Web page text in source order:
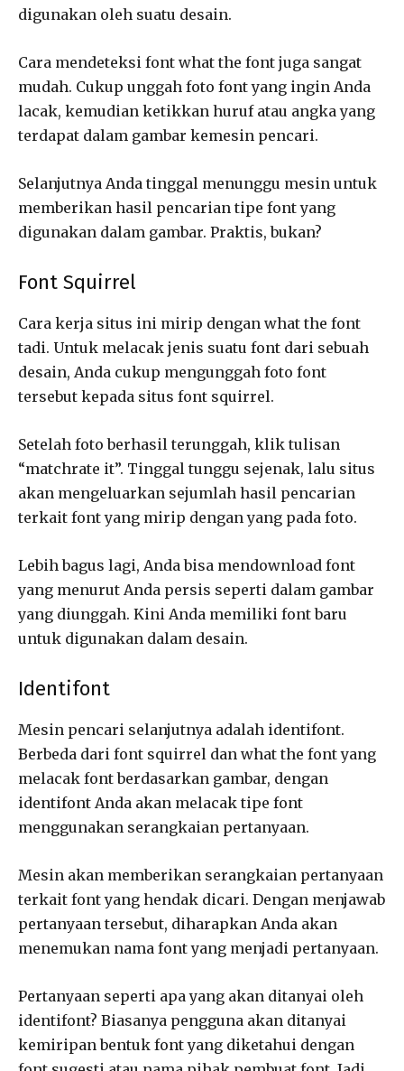
digunakan oleh suatu desain.
Cara mendeteksi font what the font juga sangat
mudah. Cukup unggah foto font yang ingin Anda
lacak, kemudian ketikkan huruf atau angka yang
terdapat dalam gambar kemesin pencari.
Selanjutnya Anda tinggal menunggu mesin untuk
memberikan hasil pencarian tipe font yang
digunakan dalam gambar. Praktis, bukan?
Font Squirrel
Cara kerja situs ini mirip dengan what the font
tadi. Untuk melacak jenis suatu font dari sebuah
desain, Anda cukup mengunggah foto font
tersebut kepada situs font squirrel.
Setelah foto berhasil terunggah, klik tulisan
“matchrate it”. Tinggal tunggu sejenak, lalu situs
akan mengeluarkan sejumlah hasil pencarian
terkait font yang mirip dengan yang pada foto.
Lebih bagus lagi, Anda bisa mendownload font
yang menurut Anda persis seperti dalam gambar
yang diunggah. Kini Anda memiliki font baru
untuk digunakan dalam desain.
Identifont
Mesin pencari selanjutnya adalah identifont.
Berbeda dari font squirrel dan what the font yang
melacak font berdasarkan gambar, dengan
identifont Anda akan melacak tipe font
menggunakan serangkaian pertanyaan.
Mesin akan memberikan serangkaian pertanyaan
terkait font yang hendak dicari. Dengan menjawab
pertanyaan tersebut, diharapkan Anda akan
menemukan nama font yang menjadi pertanyaan.
Pertanyaan seperti apa yang akan ditanyai oleh
identifont? Biasanya pengguna akan ditanyai
kemiripan bentuk font yang diketahui dengan